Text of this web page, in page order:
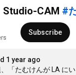
CAM #
Subscribe
1 year ago
「たむけんが LA にい